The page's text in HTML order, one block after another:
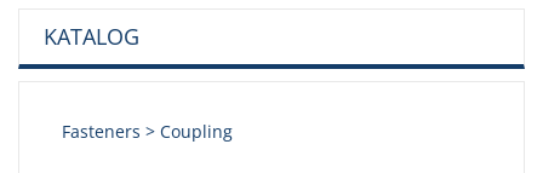
KATALOG
Fasteners > Coupling